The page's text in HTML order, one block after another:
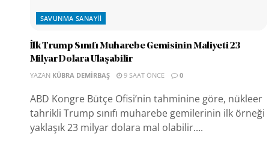
SAVUNMA SANAYII
İlk Trump Sınıfı Muharebe Gemisinin Maliyeti 23
Milyar Dolara Ulaşabilir
YAZAN KÜBRA DEMIRBAŞ 9 SAAT ÖNCE 0
ABD Kongre Bütçe Ofisi’nin tahminine göre, nükleer
tahrikli Trump sınıfı muharebe gemilerinin ilk örneği
yaklaşık 23 milyar dolara mal olabilir....